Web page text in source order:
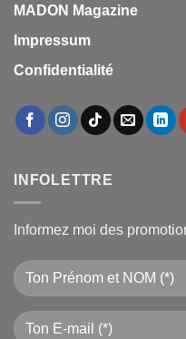
MADON Magazine
Impressum
Confidentialité
INFOLETTRE
Informez moi des